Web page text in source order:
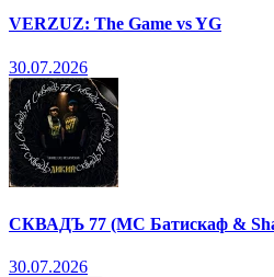
VERZUZ: The Game vs YG
30.07.2026
СКВАДЪ 77 (МС Батискаф &
30.07.2026